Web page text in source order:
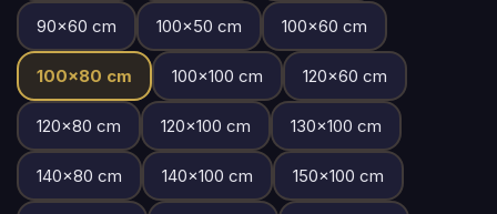
90×60 cm 100×50 cm 100×60 cm
100×80 cm 100×100 cm 120×60 cm
120×80 cm 120×100 cm 130×100 cm
140×80 cm 140×100 cm 150×100 cm